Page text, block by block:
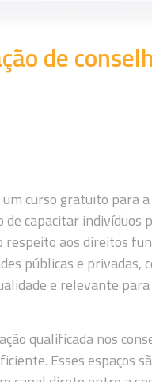
de
curso gratuito para
capacitar indivíduos
respeito aos direitos
públicas e privadas,
e relevante
qualificada nos
Esses espaços